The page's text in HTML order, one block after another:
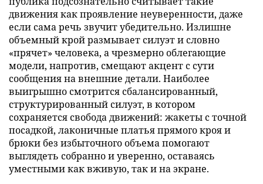
движения как проявление неуверенности, даже
если сама речь звучит убедительно. Излишне
объемный крой размывает силуэт и словно
«прячет» человека, а чрезмерно облегающие
модели, напротив, смещают акцент с сути
сообщения на внешние детали. Наиболее
выигрышно смотрится сбалансированный,
структурированный силуэт, в котором
сохраняется свобода движений: жакеты с точной
посадкой, лаконичные платья прямого кроя и
брюки без избыточного объема помогают
выглядеть собранно и уверенно, оставаясь
уместными как вживую, так и на экране.